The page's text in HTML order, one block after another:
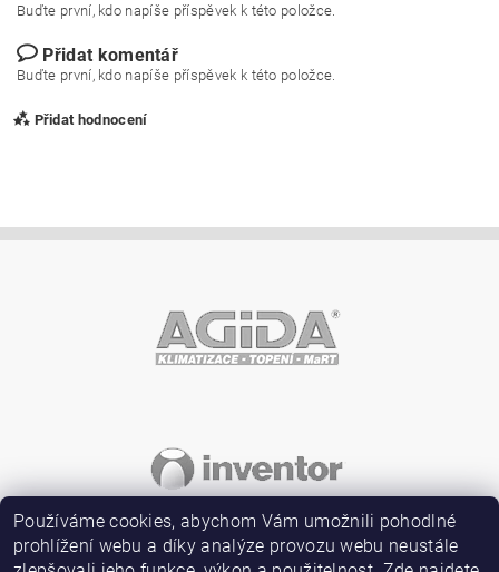
Buďte první, kdo napíše příspěvek k této položce.
Přidat komentář
Buďte první, kdo napíše příspěvek k této položce.
Přidat hodnocení
Vložením hodnocení souhlasíte spodmínkami ochrany
Používáme cookies, abychom Vám umožnili pohodlné
prohlížení webu a díky analýze provozu webu neustále